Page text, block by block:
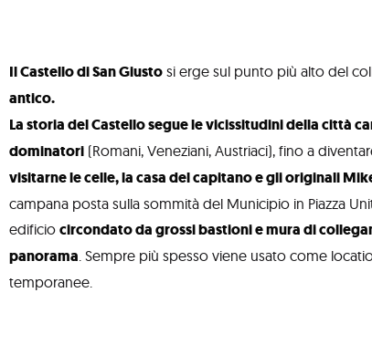
Il Castello di San Giustosi erge sul punto più alto del
antico.
La storia del Castello segue le vicissitudini della città
dominatori(Romani, Veneziani, Austriaci), fino a
visitarne le celle, la casa del capitano e gli originali
campana posta sulla sommità del Municipio in Piazza
edificio circondato da grossi bastioni e mura di
panorama. Sempre più spesso viene usato come
temporanee.